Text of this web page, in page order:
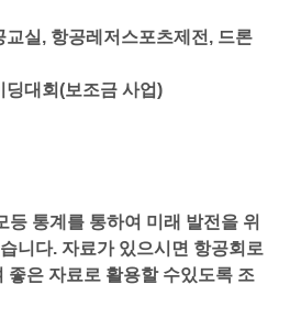
교실 , 항공레저스포츠제전 , 드론
대회 (보조금 사업)
등 통계를 통하여 미래 발전을 위
니다. 자료가 있으시면 항공회로
좋은 자료로 활용할 수있도록 조